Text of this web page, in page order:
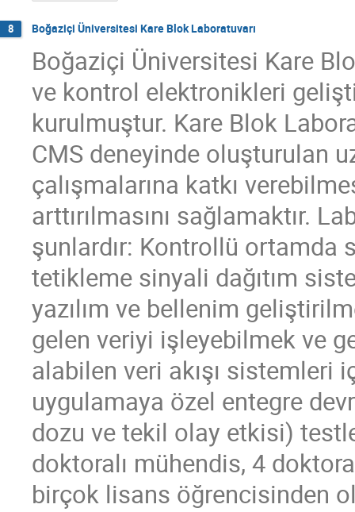
8 Boğaziçi Üniversitesi Kare Blok Laboratuvarı
Boğaziçi Üniversitesi Kare
ve kontrol elektronikleri
kurulmuştur. Kare Blok
CMS deneyinde oluşturulan
çalışmalarına katkı
arttırılmasını sağlamaktır.
şunlardır: Kontrollü ortamda
tetikleme sinyali dağıtım
yazılım ve bellenim
gelen veriyi işleyebilmek ve
alabilen veri akışı sistemleri
uygulamaya özel entegre
dozu ve tekil olay etkisi)
doktoralı mühendis, 4
birçok lisans öğrencisinden